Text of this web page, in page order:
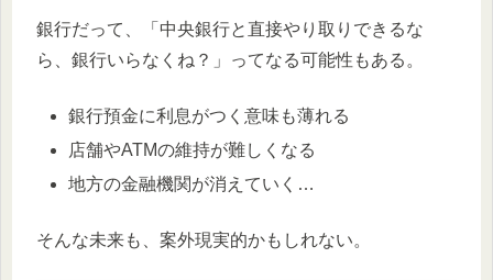
銀行だって、「中央銀行と直接やり取りできるな
ら、銀行いらなくね？」ってなる可能性もある。
銀行預金に利息がつく意味も薄れる
店舗やATMの維持が難しくなる
地方の金融機関が消えていく…
そんな未来も、案外現実的かもしれない。